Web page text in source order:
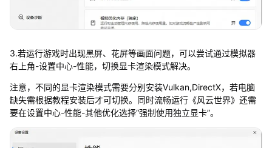
3.若运行游戏时出现黑屏、花屏等画面问题，可以尝试通过模拟器
右上角-设置中心-性能，切换显卡渲染模式解决。
注意，不同的显卡渲染模式需要分别安装Vulkan,DirectX，若电脑
缺失需根据教程安装后才可切换。同时流畅运行《风云世界》还需
要在设置中心-性能-其他优化选择“强制使用独立显卡”。